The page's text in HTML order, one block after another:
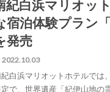
紀白浜マリオッ
宿泊体験プラン
発売
2022.10.03
白浜マリオットホテルで
で、世界遺産「紀伊山地の